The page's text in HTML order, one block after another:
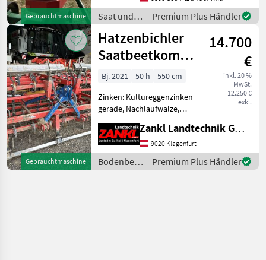
Gebrauchtmaschine
Saat und
Pflege /
Hatzenbichler
Premium Plus Händler
Gebrauchtmaschine
Hatzenbichler
Saatbeetkombination
5.5m
14.700
€
inkl. 20 %
MwSt.
12.250 €
exkl.
Bj. 2021 50 h
550 cm
Zinken: Kultureggenzinken
gerade, Nachlaufwalze,
Hydraulisch klappbar
Hatzenbichler Kombinator
mit Paketklappung 66 Stück
G-Zinken 4 balkiger A
Zankl Landtechnik GmbH
9020 Klagenfurt
Bodenbearbeitung
/
Premium Plus Händler